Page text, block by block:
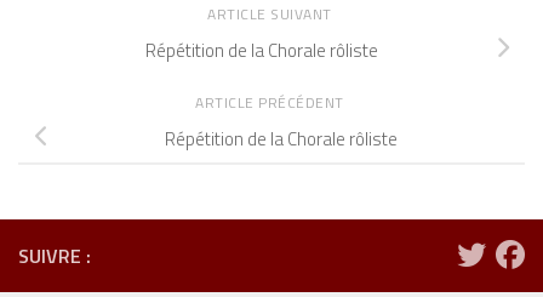
ARTICLE SUIVANT
Répétition de la Chorale rôliste
ARTICLE PRÉCÉDENT
Répétition de la Chorale rôliste
SUIVRE :